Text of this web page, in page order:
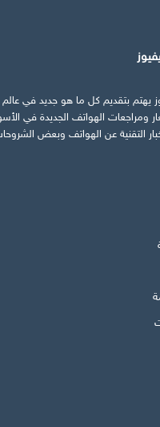
يهتم بتقديم كل ما هو جديد في
ومراجعات الهواتف الجديدة في
التقنية عن الهواتف وبعض